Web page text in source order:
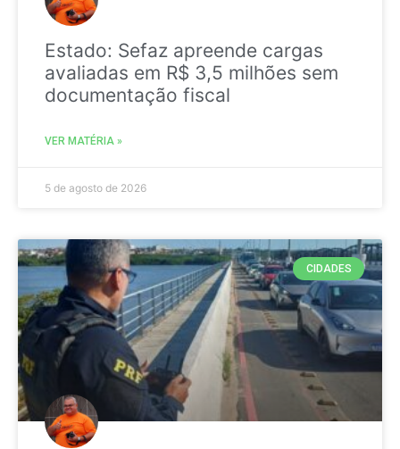
Estado: Sefaz apreende cargas
avaliadas em R$ 3,5 milhões sem
documentação fiscal
VER MATÉRIA »
5 de agosto de 2026
CIDADES